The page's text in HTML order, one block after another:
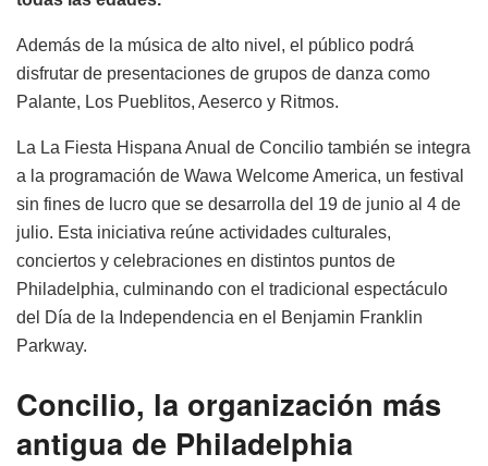
Además de la música de alto nivel, el público podrá
disfrutar de presentaciones de grupos de danza como
Palante, Los Pueblitos, Aeserco y Ritmos.
La La Fiesta Hispana Anual de Concilio también se integra
a la programación de Wawa Welcome America, un festival
sin fines de lucro que se desarrolla del 19 de junio al 4 de
julio. Esta iniciativa reúne actividades culturales,
conciertos y celebraciones en distintos puntos de
Philadelphia, culminando con el tradicional espectáculo
del Día de la Independencia en el Benjamin Franklin
Parkway.
Concilio, la organización más
antigua de Philadelphia